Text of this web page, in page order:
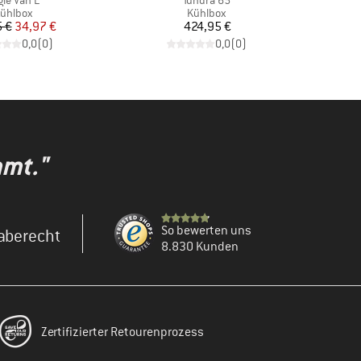
Preis
€reduzierter Preis
34,97 €
0,0(0)
Produktgruppe
Kühlbox
Preis
424,95 €
0,0(0)
So bewerten uns
8.830 Kunden
Zertifizierter Retourenprozess